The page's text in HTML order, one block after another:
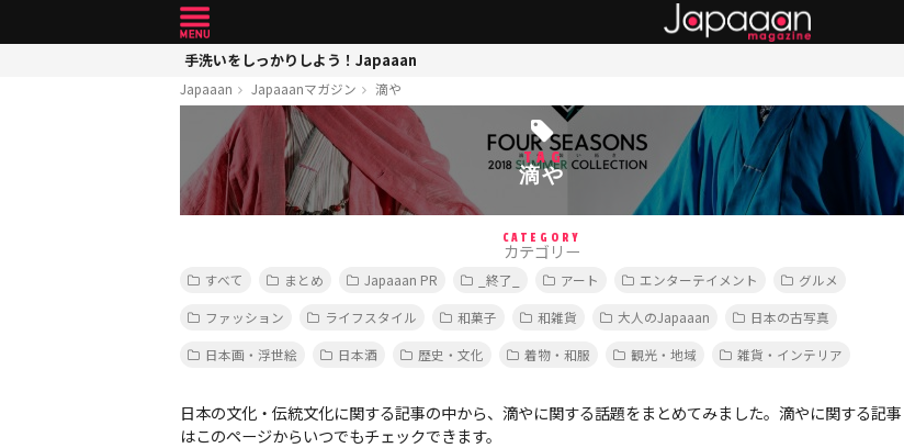
手洗いをしっかりしよう！Japaaan
Japaaan Japaaanマガジン 滴や
TAG
滴や
CATEGORY
カテゴリー
すべて まとめ Japaaan PR _終了_ アート エンターテイメント
グルメ
ファッション
ライフスタイル 和菓子 和雑貨 大人のJapaaan
日本の古写真
日本画・浮世絵
日本酒 歴史・文化 着物・和服 観光・地域 雑貨・インテリア
日本の文化・伝統文化に関する記事の中から、滴やに関する話題をまとめてみました。滴やに関する記事
はこのページからいつでもチェックできます。